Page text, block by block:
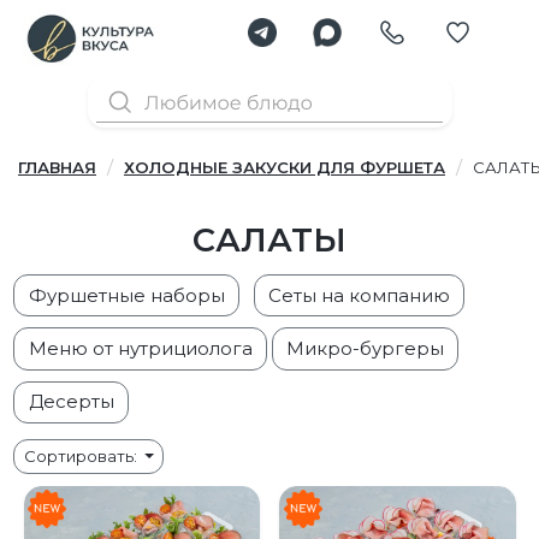
ГЛАВНАЯ ХОЛОДНЫЕ ЗАКУСКИ ДЛЯ ФУРШЕТА
САЛАТЫ
Фуршетные наборы Сеты на компанию
Меню от нутрициолога Микро-бургеры
Десерты
Сортировать: